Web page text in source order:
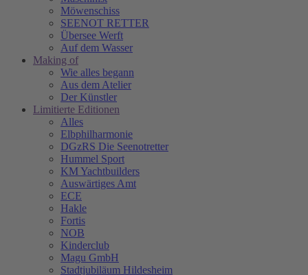
Möwenschiss
SEENOT RETTER
Übersee Werft
Auf dem Wasser
Making of
Wie alles begann
Aus dem Atelier
Der Künstler
Limitierte Editionen
Alles
Elbphilharmonie
DGzRS Die Seenotretter
Hummel Sport
KM Yachtbuilders
Auswärtiges Amt
ECE
Hakle
Fortis
NOB
Kinderclub
Magu GmbH
Stadtjubiläum Hildesheim